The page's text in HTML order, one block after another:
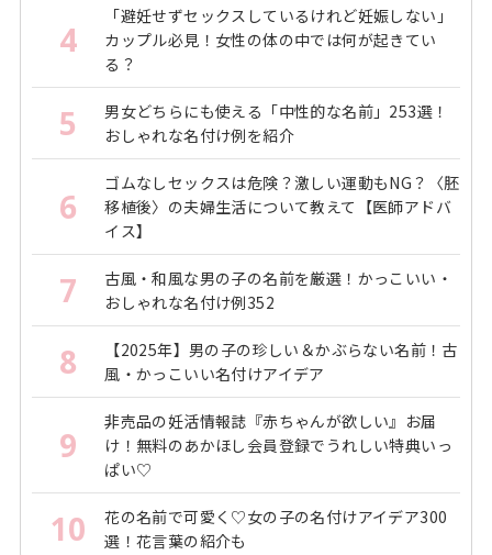
4
「避妊せずセックスしているけれど妊娠しない」
カップル必見！女性の体の中では何が起きてい
る？
5
男女どちらにも使える「中性的な名前」253選！
おしゃれな名付け例を紹介
6
ゴムなしセックスは危険？激しい運動もNG？〈胚
移植後〉の夫婦生活について教えて【医師アドバ
イス】
7
古風・和風な男の子の名前を厳選！かっこいい・
おしゃれな名付け例352
8
【2025年】男の子の珍しい＆かぶらない名前！古
風・かっこいい名付けアイデア
9
非売品の妊活情報誌『赤ちゃんが欲しい』お届
け！無料のあかほし会員登録でうれしい特典いっ
ぱい♡
10
花の名前で可愛く♡女の子の名付けアイデア300
選！花言葉の紹介も